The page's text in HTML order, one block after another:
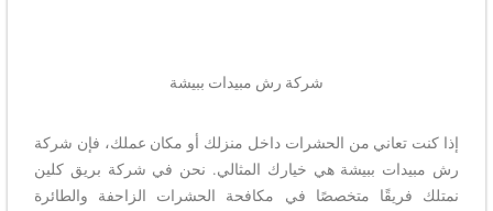
شركة رش مبيدات ببيشة
إذا كنت تعاني من الحشرات داخل منزلك أو مكان عملك، فإن شركة
رش مبيدات ببيشة هي خيارك المثالي. نحن في شركة بريق كلين
نمتلك فريقًا متخصصًا في مكافحة الحشرات الزاحفة والطائرة